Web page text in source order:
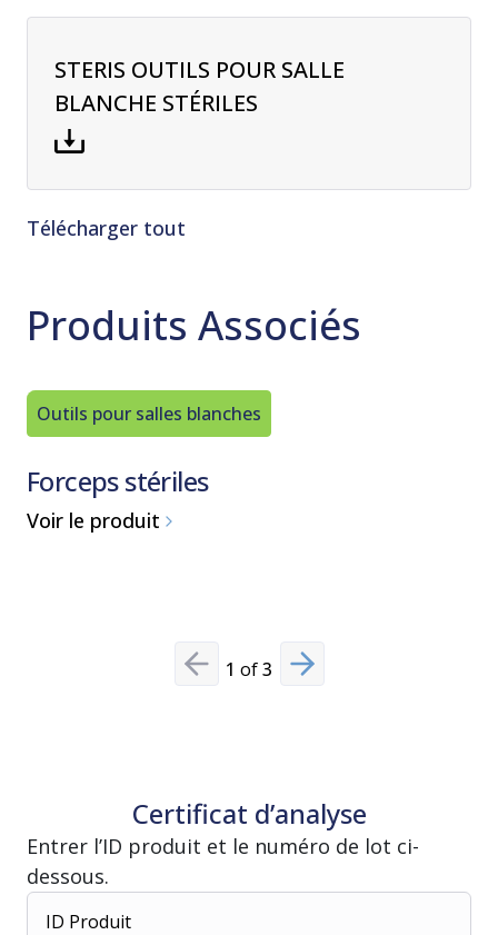
STERIS OUTILS POUR SALLE
BLANCHE STÉRILES
Télécharger tout
Produits Associés
Outils pour salles blanches
Forceps stériles
Voir le produit
Previous slide
1 of3 Next slide
Certificat d’analyse
Entrer l’ID produit et le numéro de lot ci-
dessous.
ID Produit